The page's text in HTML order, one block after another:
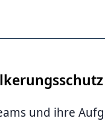
und ihre